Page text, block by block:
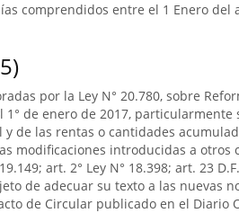
comprendidos entre el 1 Enero del
por la Ley N° 20.780, sobre
de enero de 2017,
de las rentas o cantidades
modificaciones introducidas a otros
art. 2° Ley N° 18.398; art. 23
de adecuar su texto a las nuevas
de Circular publicado en el Diario